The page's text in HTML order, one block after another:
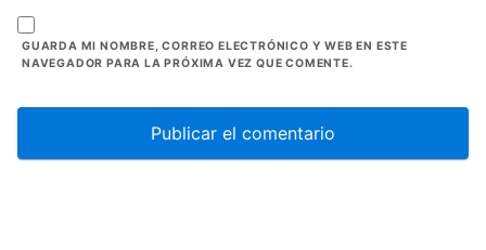
GUARDA MI NOMBRE, CORREO ELECTRÓNICO Y WEB EN ESTE
NAVEGADOR PARA LA PRÓXIMA VEZ QUE COMENTE.